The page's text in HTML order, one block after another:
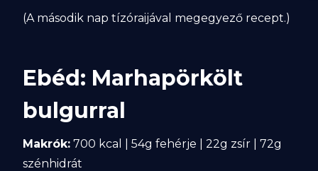
(A második nap tízóraijával megegyező recept.)
Ebéd: Marhapörkölt
bulgurral
Makrók: 700 kcal | 54g fehérje | 22g zsír | 72g
szénhidrát